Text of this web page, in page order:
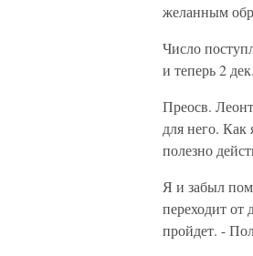
желанным
Число
и теперь 2
Преосв.
для него.
полезно
Я и забыл
переходит от
пройдет. -